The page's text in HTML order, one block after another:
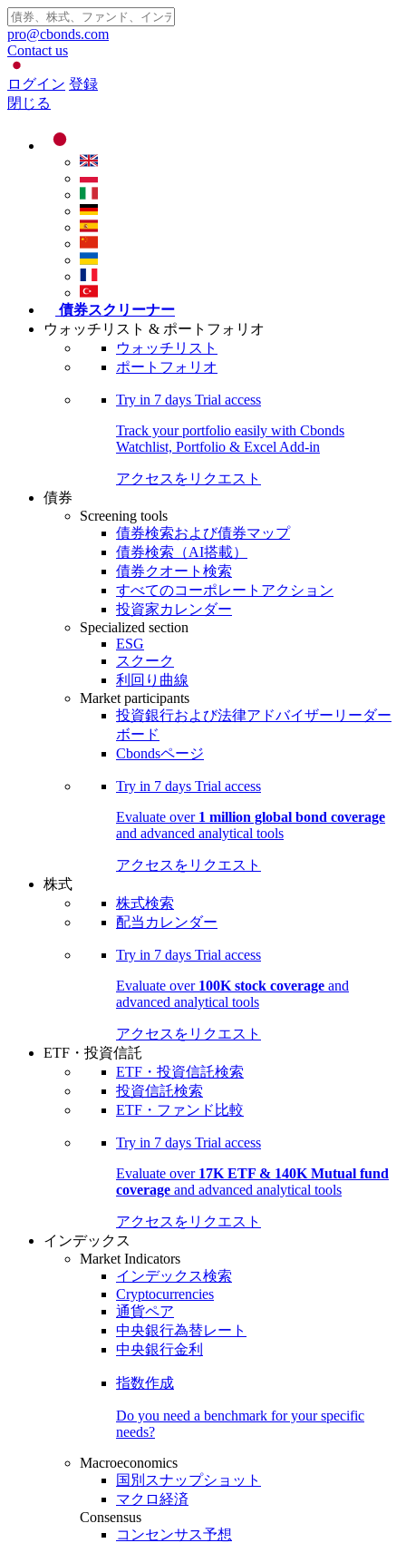
pro@cbonds.com
Contact us
ログイン 登録
閉じる
債券スクリーナー
ウォッチリスト & ポートフォリオ
ウォッチリスト
ポートフォリオ
Try in 7 days Trial access
Track your portfolio easily with Cbonds
Watchlist, Portfolio & Excel Add-in
アクセスをリクエスト
債券
Screening tools
債券検索および債券マップ
債券検索（AI搭載）
債券クオート検索
すべてのコーポレートアクション
投資家カレンダー
Specialized section
ESG
スクーク
利回り曲線
Market participants
投資銀行および法律アドバイザーリーダー
ボード
Cbondsページ
Try in 7 days Trial access
Evaluate over 1 million global bond coverage
and advanced analytical tools
アクセスをリクエスト
株式
株式検索
配当カレンダー
Try in 7 days Trial access
Evaluate over 100K stock coverage and
advanced analytical tools
アクセスをリクエスト
ETF・投資信託
ETF・投資信託検索
投資信託検索
ETF・ファンド比較
Try in 7 days Trial access
Evaluate over 17K ETF & 140K Mutual fund
coverage and advanced analytical tools
アクセスをリクエスト
インデックス
Market Indicators
インデックス検索
Cryptocurrencies
通貨ペア
中央銀行為替レート
中央銀行金利
指数作成
Do you need a benchmark for your specific
needs?
Macroeconomics
国別スナップショット
マクロ経済
Consensus
コンセンサス予想